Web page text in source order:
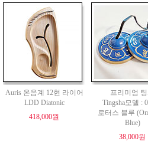
Auris 온음계 12현 라이어
LDD Diatonic
418,000원
프리미엄
Tingsha모델 :
로터스 블루
Blue)
38,000원